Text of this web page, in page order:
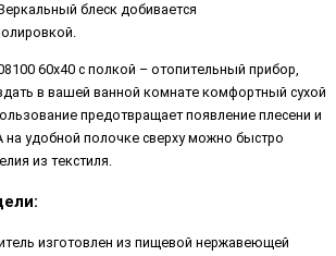
блеск добивается
60x40 с полкой – отопительный прибор,
в вашей ванной комнате комфортный сухой
предотвращает появление плесени и
на удобной полочке сверху можно быстро
из текстиля.
изготовлен из пищевой нержавеющей